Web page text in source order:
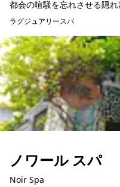
都会の喧騒を忘れさせる隠
による伝統的なマッサージ
み合わせた施...
ラグジュアリースパ予約可能
ノワール スパ
Noir Spa